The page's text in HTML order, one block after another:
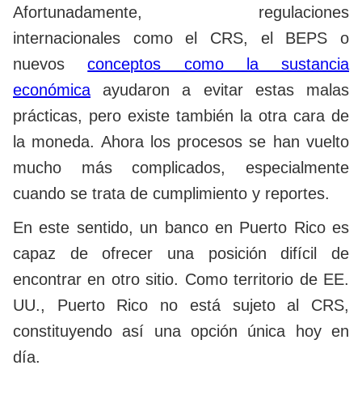
Afortunadamente, regulaciones
internacionales como el CRS, el BEPS o
nuevosconceptos como la sustancia
económica ayudaron a evitar estas malas
prácticas, pero existe también la otra cara de
la moneda. Ahora los procesos se han vuelto
mucho más complicados, especialmente
cuando se trata de cumplimiento y reportes.
En este sentido, un banco en Puerto Rico es
capaz de ofrecer una posición difícil de
encontrar en otro sitio. Como territorio de EE.
UU., Puerto Rico no está sujeto al CRS,
constituyendo así una opción única hoy en
día.